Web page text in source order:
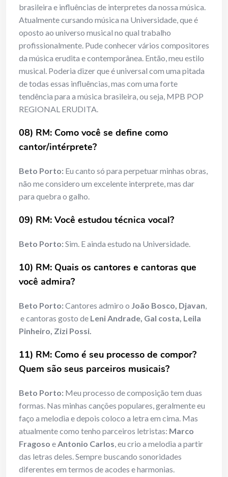
brasileira e influências de interpretes da nossa música.
Atualmente cursando música na Universidade, que é
oposto ao universo musical no qual trabalho
profissionalmente. Pude conhecer vários compositores
da música erudita e contemporânea. Então, meu estilo
musical. Poderia dizer que é universal com uma pitada
de todas essas influências, mas com uma forte
tendência para a música brasileira, ou seja, MPB POP
REGIONAL ERUDITA.
08) RM: Como você se define como
cantor/intérprete?
Beto Porto: Eu canto só para perpetuar minhas obras,
não me considero um excelente interprete, mas dar
para quebra o galho.
09) RM: Você estudou técnica vocal?
Beto Porto:Sim. E ainda estudo na Universidade.
10) RM: Quais os cantores e cantoras que
você admira?
Beto Porto:Cantores admiro o João Bosco, Djavan,
e cantoras gosto de Leni Andrade, Gal costa, Leila
Pinheiro, Zizi Possi.
11) RM: Como é seu processo de compor?
Quem são seus parceiros musicais?
Beto Porto: Meu processo de composição tem duas
formas. Nas minhas canções populares, geralmente eu
faço a melodia e depois coloco a letra em cima. Mas
atualmente como tenho parceiros letristas: Marco
Fragoso eAntonio Carlos, eu crio a melodia a partir
das letras deles. Sempre buscando sonoridades
diferentes em termos de acodes e harmonias.